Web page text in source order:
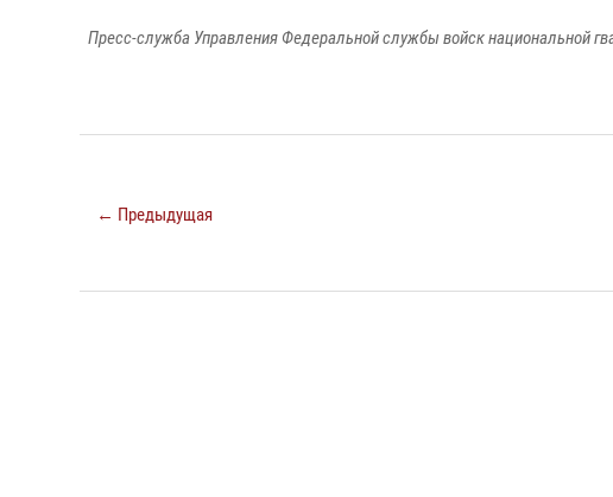
Пресс-служба Управления Федеральной службы войск национальной
← Предыдущая